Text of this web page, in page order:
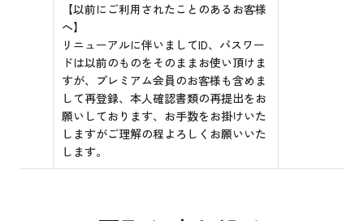
【以前にご利用されたことのあるお客様
へ】
リニューアルに伴いましてID、パスワー
ドは以前のものをそのままお使い頂けま
すが、プレミアム会員のお客様も含めま
して再登録、本人確認書類の再提出をお
願いしております、お手数をお掛けいた
しますがご理解の程よろしくお願いいた
します。